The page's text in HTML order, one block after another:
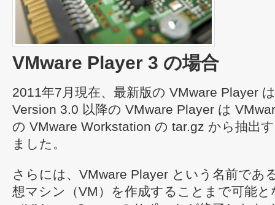
VMware Player 3 の場合
2011年7月現在、最新版の VMware Player
Version 3.0 以降の VMware Player は
の VMware Workstation の tar.gz から抽出
ました。
さらには、VMware Player という名前であ
想マシン（VM）を作成することまで可能